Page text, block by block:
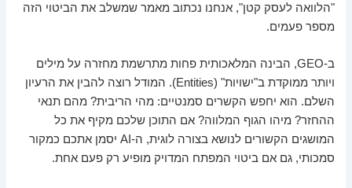
"הלוואה לעסק קטן", אנחנו נכתוב מאמר שמשלב את הביטוי הזה
מספר פעמים.
ב-GEO, הבינה המלאכותית פחות מתרשמת מחזרה על מילים
ויותר ממוקדת ב"ישויות" (Entities). המודל רוצה להבין את הרעיון
השלם. הוא יחפש הקשרים סמנטיים: מהי הריבית? מהם תנאי
ההחזר? מיהו הגוף המלווה? אם התוכן שלכם מקיף את כל
המושגים הקשורים לנושא בצורה לוגית, ה-AI יסמן אתכם כמקור
סמכותי, גם אם ביטוי המפתח המדויק מופיע רק פעם אחת.